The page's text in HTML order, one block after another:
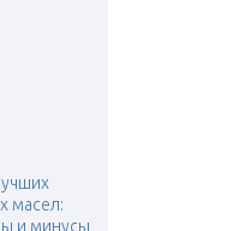
масел:
и минусы,